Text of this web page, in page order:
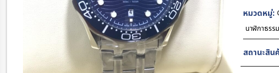
Dial
Steel
หมวดหมู่:
นาฬิกาธรร
สถานะสิน